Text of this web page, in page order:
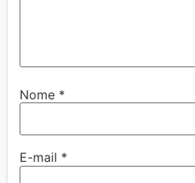
Nome *
E-mail *